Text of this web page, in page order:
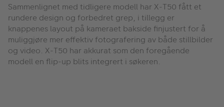
Sammenlignet med tidligere modell har X-T50 fått et
rundere design og forbedret grep, i tillegg er
knappenes layout på kameraet bakside finjustert for å
muliggjøre mer effektiv fotografering av både stillbilder
og video. X-T50 har akkurat som den foregående
modell en flip-up blits integrert i søkeren.